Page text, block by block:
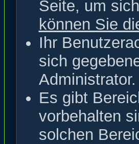
Seite, um
können Sie
Ihr
sich
Administrator.
Es gibt
vorbehalten
solchen